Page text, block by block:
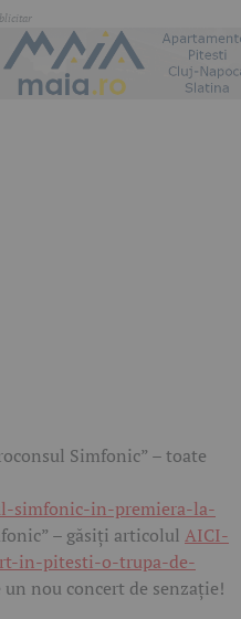
Simfonic” – toate
simfonic-in-premiera-la-
– găsiți articolul AICI-
in-pitesti-o-trupa-de-
nou concert de senzație!